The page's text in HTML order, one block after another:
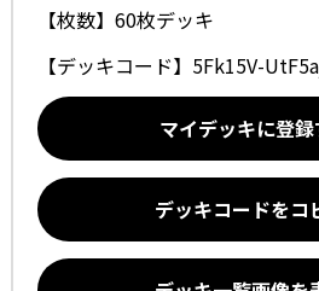
【枚数】60枚デッキ
【デッキコード】 5Fk15V-
マイデッキに登録
デッキコードをコ